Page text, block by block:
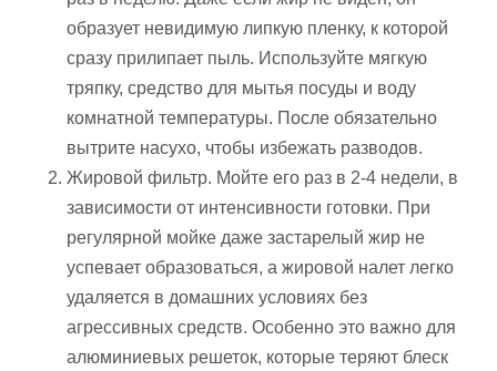
образует невидимую липкую пленку, к которой
сразу прилипает пыль. Используйте мягкую
тряпку, средство для мытья посуды и воду
комнатной температуры. После обязательно
вытрите насухо, чтобы избежать разводов.
Жировой фильтр. Мойте его раз в 2-4 недели, в
зависимости от интенсивности готовки. При
регулярной мойке даже застарелый жир не
успевает образоваться, а жировой налет легко
удаляется в домашних условиях без
агрессивных средств. Особенно это важно для
алюминиевых решеток, которые теряют блеск